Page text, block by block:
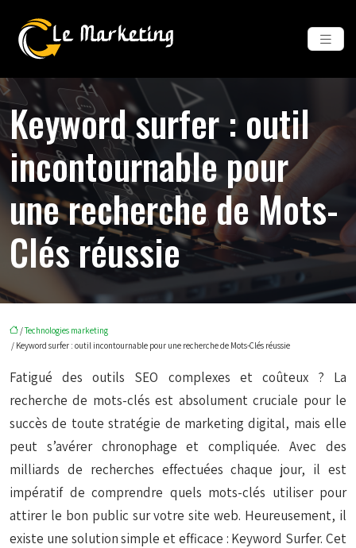
Keyword surfer : outil
incontournable pour
une recherche de Mots-
Clés réussie
/Technologies marketing
/ Keyword surfer : outil incontournable pour une recherche de Mots-Clés réussie
Fatigué des outils SEO complexes et coûteux ? La
recherche de mots-clés est absolument cruciale pour le
succès de toute stratégie de marketing digital, mais elle
peut s’avérer chronophage et compliquée. Avec des
milliards de recherches effectuées chaque jour, il est
impératif de comprendre quels mots-clés utiliser pour
attirer le bon public sur votre site web. Heureusement, il
existe une solution simple et efficace : Keyword Surfer. Cet